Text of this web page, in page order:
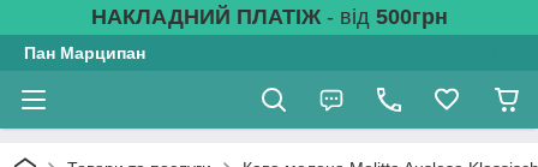
НАКЛАДНИЙ ПЛАТІЖ- від 500грн
Пан Марципан